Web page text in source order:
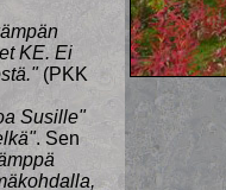
KE. Ei
(PKK
Susille"
. Sen